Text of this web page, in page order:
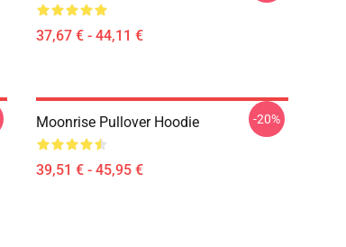
37,67 € - 44,11 €
Moonrise Pullover Hoodie
39,51 € - 45,95 €
-20%